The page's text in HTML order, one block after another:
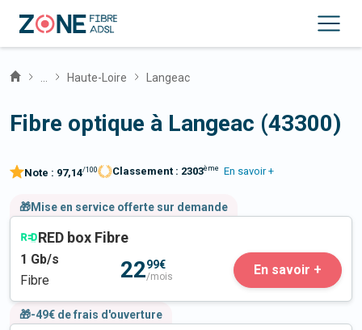
Haute-Loire Langeac
Fibre optique à Langeac (43300)
Note : 97,14/100 Classement : 2303ème En savoir +
🎁Mise en service offerte sur demande
RED box Fibre
1 Gb/s
Fibre
2299€
/mois En savoir +
🎁-49€ de frais d'ouverture